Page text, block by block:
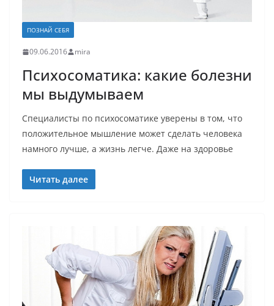
ПОЗНАЙ СЕБЯ
09.06.2016 mira
Психосоматика: какие болезни
мы выдумываем
Специалисты по психосоматике уверены в том, что
положительное мышление может сделать человека
намного лучше, а жизнь легче. Даже на здоровье
Читать далее